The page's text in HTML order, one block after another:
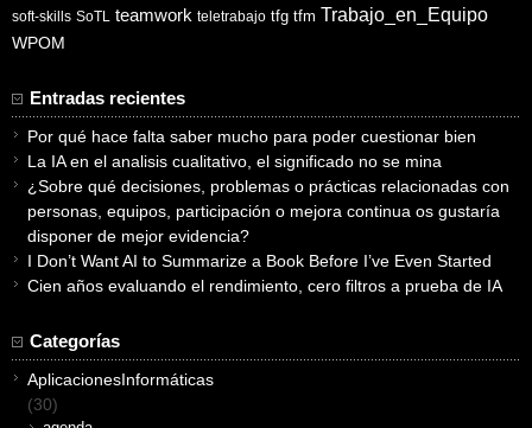
soft-skills SoTL teamwork teletrabajo tfg tfm Trabajo_en_Equipo
WPOM
Entradas recientes
Por qué hace falta saber mucho para poder cuestionar bien
La IA en el analisis cualitativo, el significado no se mina
¿Sobre qué decisiones, problemas o prácticas relacionadas con
personas, equipos, participación o mejora continua os gustaría
disponer de mejor evidencia?
I Don’t Want AI to Summarize a Book Before I’ve Even Started
Cien años evaluando el rendimiento, cero filtros a prueba de IA
Categorías
AplicacionesInformáticas
(30)